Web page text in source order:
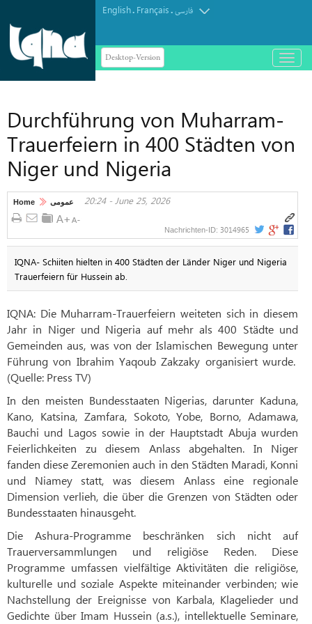
English. Français.فارسی
Desktop-Version
باز
و
Durchführung von Muharram-
Trauerfeiern in 400 Städten von
Niger und Nigeria
Home عمومی 20:24 - June 25, 2026
Nachrichten-ID: 3014965
IQNA- Schiiten hielten in 400 Städten der Länder Niger und Nigeria
Trauerfeiern für Hussein ab.
IQNA: Die Muharram-Trauerfeiern weiteten sich in diesem
Jahr in Niger und Nigeria auf mehr als 400 Städte und
Gemeinden aus, was von der Islamischen Bewegung unter
Führung von Ibrahim Yaqoub Zakzaky organisiert wurde.
(Quelle: Press TV)
In den meisten Bundesstaaten Nigerias, darunter Kaduna,
Kano, Katsina, Zamfara, Sokoto, Yobe, Borno, Adamawa,
Bauchi und Lagos sowie in der Hauptstadt Abuja wurden
Feierlichkeiten zu diesem Anlass abgehalten. In Niger
fanden diese Zeremonien auch in den Städten Maradi, Konni
und Niamey statt, was diesem Anlass eine regionale
Dimension verlieh, die über die Grenzen von Städten oder
Bundesstaaten hinausgeht.
Die Ashura-Programme beschränken sich nicht auf
Trauerversammlungen und religiöse Reden. Diese
Programme umfassen vielfältige Aktivitäten die religiöse,
kulturelle und soziale Aspekte miteinander verbinden; wie
Nachstellung der Ereignisse von Karbala, Klagelieder und
Gedichte über Imam Hussein (a.s.), intellektuelle Seminare,